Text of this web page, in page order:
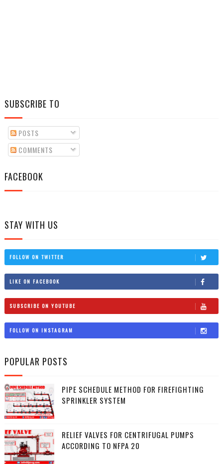
SUBSCRIBE TO
POSTS
COMMENTS
FACEBOOK
STAY WITH US
FOLLOW ON TWITTER
LIKE ON FACEBOOK
SUBSCRIBE ON YOUTUBE
FOLLOW ON INSTAGRAM
POPULAR POSTS
PIPE SCHEDULE METHOD FOR FIREFIGHTING
SPRINKLER SYSTEM
RELIEF VALVES FOR CENTRIFUGAL PUMPS
ACCORDING TO NFPA 20